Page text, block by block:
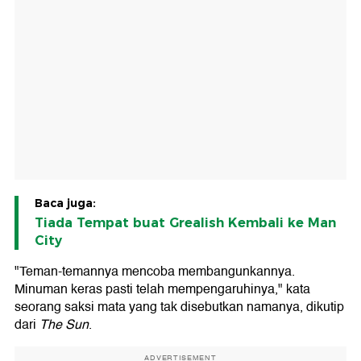
Baca juga:
Tiada Tempat buat Grealish Kembali ke Man
City
"Teman-temannya mencoba membangunkannya.
Minuman keras pasti telah mempengaruhinya," kata
seorang saksi mata yang tak disebutkan namanya, dikutip
dari The Sun.
ADVERTISEMENT